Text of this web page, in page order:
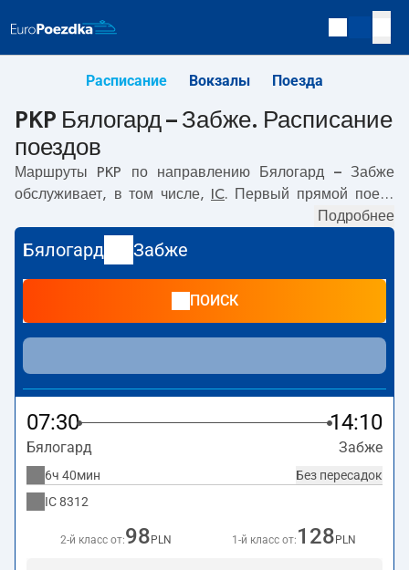
Расписание Вокзалы Поезда
PKP Бялогард – Забже. Расписание
поездов
Маршруты PKP по направлению
Бялогард – Забже
обслуживает, в том числе,
IC. Первый прямой поезд
с вокзала PKP Бялогард по адресу
Marcina Borzymowskiego 3.
отправляется в 21:48. Самое быстрое путешествие
предлагает прямой поездMALCZEWSKI. Поездка на нём
. По маршрутуБялогард
курсируют другие поезда:EC, TLK- предлагают более
низкую цену билета и, как правило, более долгое время
в пути. Поезд заканчивает маршрут на станции Забже
по адресу
Plac Dworcowy 3, 41-800, Zabrze.
Подробнее
Бялогард Забже
ПОИСК
07:30 14:10
Бялогард Забже
Без пересадок
6ч 40мин
IC8312
2-й класс от:98 PLN 1-й класс от: 128 PLN